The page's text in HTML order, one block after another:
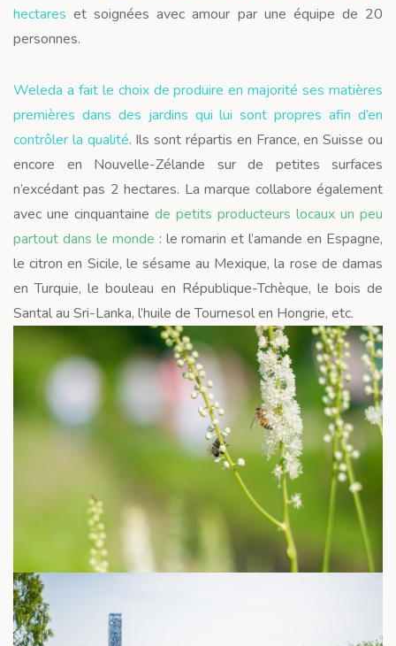
hectares et soignées avec amour par une équipe de 20
personnes.
Weleda a fait le choix de produire en majorité ses matières
premières dans des jardins qui lui sont propres afin d’en
contrôler la qualité. Ils sont répartis en France, en Suisse ou
encore en Nouvelle-Zélande sur de petites surfaces
n’excédant pas 2 hectares. La marque collabore également
avec une cinquantaine de petits producteurs locaux un peu
partout dans le monde : le romarin et l’amande en Espagne,
le citron en Sicile, le sésame au Mexique, la rose de damas
en Turquie, le bouleau en République-Tchèque, le bois de
Santal au Sri-Lanka, l’huile de Tournesol en Hongrie, etc.